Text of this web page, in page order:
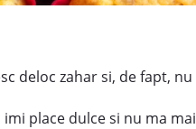
deloc zahar si, de fapt,
place dulce si nu ma